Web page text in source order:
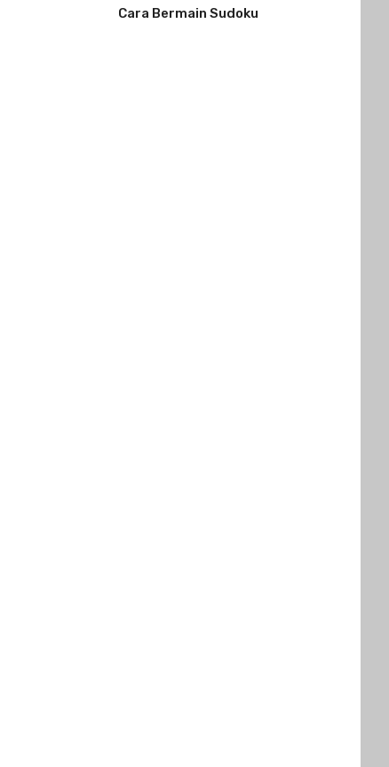
Cara Bermain Sudoku